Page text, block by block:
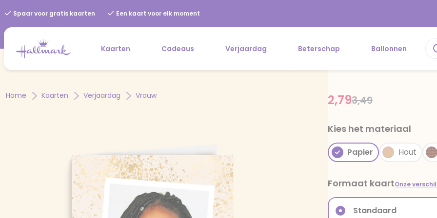
Spaar voor gratis kaarten Een kaart voor elk moment
Kaarten Cadeaus Verjaardag Beterschap Ballonnen
Home Kaarten Verjaardag Vrouw Price reduced
3,49to
2,79
Kies het materiaal
Papier Hout
Formaat kaartOnze
Standaard